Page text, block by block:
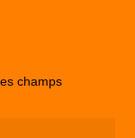
champs